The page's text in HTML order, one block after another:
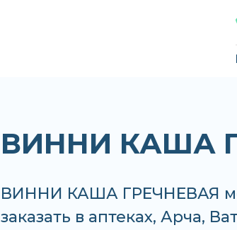
ВИННИ КАША
ВИННИ КАША ГРЕЧНЕВАЯ
заказать в аптеках, Арча,